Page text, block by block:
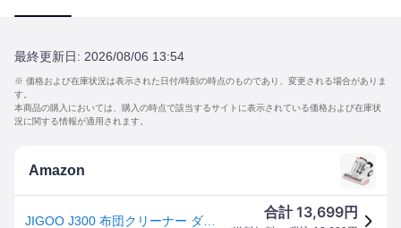
最終更新日: 2026/08/06 13:54
※ 価格および在庫状況は表示された日付/時刻の時点のものであり、変更される場合がありま
す。
本商品の購入においては、購入の時点で該当するサイトに表示されている価格および在庫状
況に関する情報が適用されます。
Amazon
合計13,699円